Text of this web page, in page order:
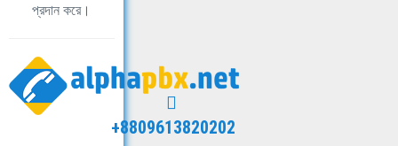
প্রদান করে।
+8809613820202